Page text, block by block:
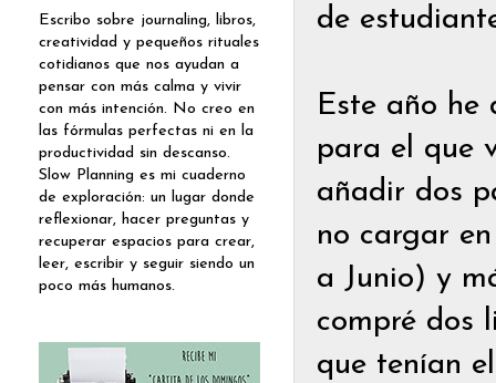
de
Este año
para el que
añadir dos
no cargar
a Junio) y
compré dos
que tenían
Escribo sobre journaling, libros,
creatividad y pequeños rituales
cotidianos que nos ayudan a
pensar con más calma y vivir
con más intención. No creo en
las fórmulas perfectas ni en la
productividad sin descanso.
Slow Planning es mi cuaderno
de exploración: un lugar donde
reflexionar, hacer preguntas y
recuperar espacios para crear,
leer, escribir y seguir siendo un
poco más humanos.